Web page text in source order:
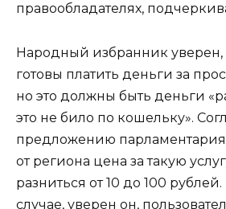
правообладателях,
Народный избранник уверен,
готовы платить деньги за
но это должны быть деньги
это не било по кошельку».
предложению
от региона цена за такую
разниться от 10 до 100
случае, уверен он,